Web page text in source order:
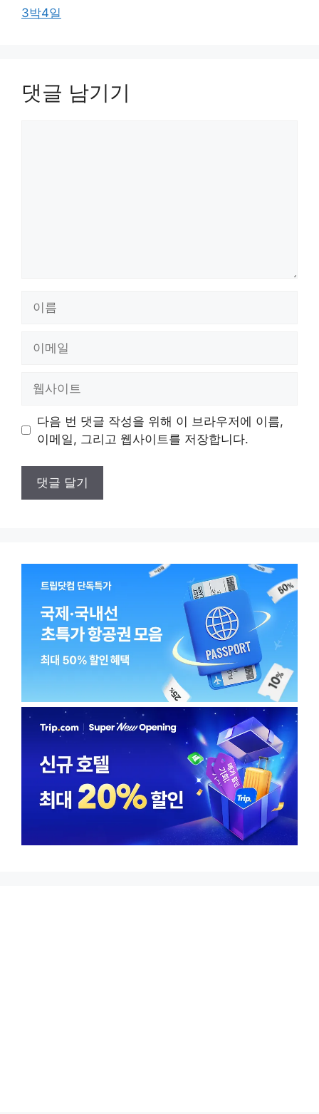
3박4일
댓글 남기기
트
다음 번 댓글 작성을 위해 이 브라우저에 이름,
이메일, 그리고 웹사이트를 저장합니다.